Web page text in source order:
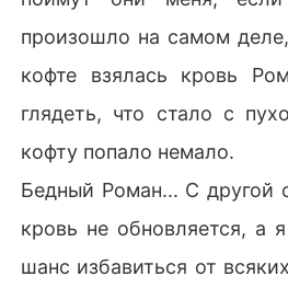
произошло на самом
кофте взялась кровь
глядеть, что стало с
кофту попало немало.
Бедный Роман... С другой
кровь не обновляется, а
шанс избавиться от